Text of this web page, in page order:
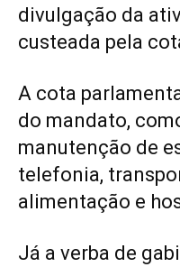
divulgação da
custeada pela
A cota
do mandato,
manutenção de
telefonia,
alimentação e
Já a verba de